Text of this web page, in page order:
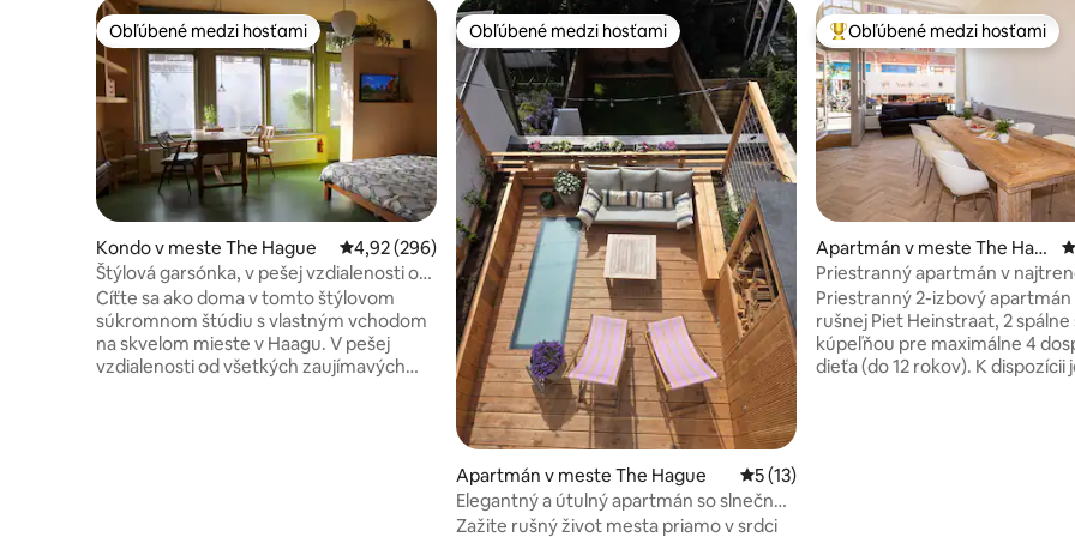
Obľúbené medzi hosťami
Obľúbené medzi hosťami
Kondo v meste The Hague Priemerné ohodnotenie 4,92 z 5, počet hodnotení: 296
4,92 (296)
Štýlová garsónka, v pešej vzdialenosti od
všetkých hotspotov
Cíťte sa ako doma v tomto štýlovom
súkromnom štúdiu s vlastným vchodom
na skvelom mieste v Haagu. V pešej
vzdialenosti od všetkých zaujímavých
Obľúbené medzi hosťami
Obľúbené medzi hosťami
Apartmán v meste The Hague Priemerné ohodnotenie 5 z 5, počet
5 (13)
Elegantný a útulný apartmán so slnečnou
terasou
Zažite rušný život mesta priamo v srdci
Najobľúbenejšie medzi hosťami
Obľúbené medzi hosťami
Apartmán v meste The Hag
ue
Priestranný apartmán v
štvrti Haagu
Priestranný 2-izbový apartmán
rušnej Piet Heinstraat, 2 spálne
kúpeľňou pre maximálne 4
dieťa (do 12 rokov). K dispozícii